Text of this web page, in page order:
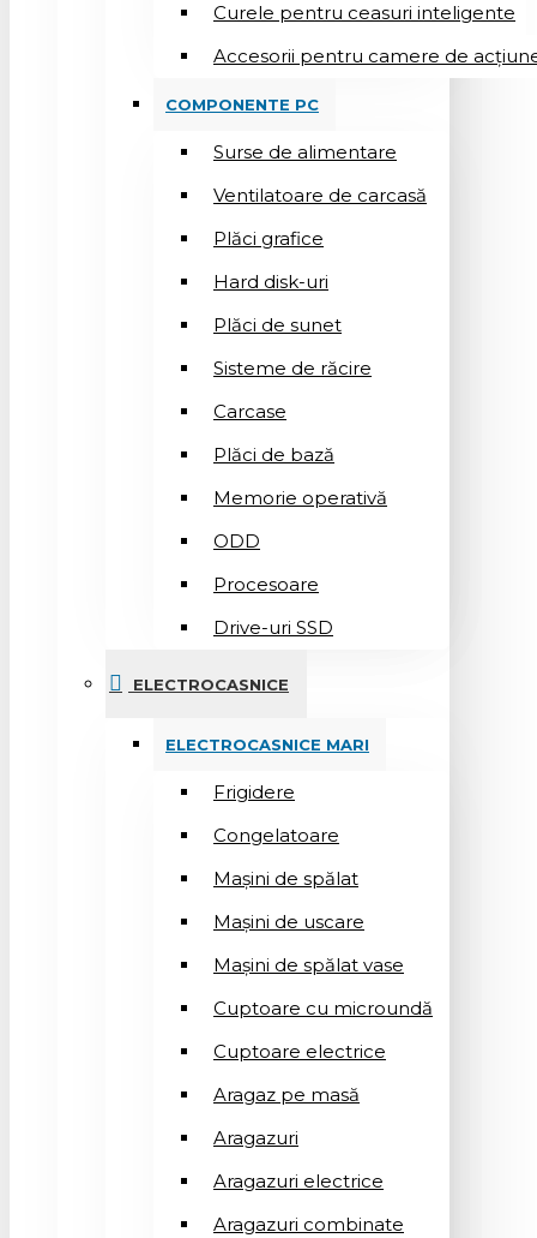
Curele pentru ceasuri inteligente
Accesorii pentru camere de
COMPONENTE PC
Surse de alimentare
Ventilatoare de carcasă
Plăci grafice
Hard disk-uri
Plăci de sunet
Sisteme de răcire
Carcase
Plăci de bază
Memorie operativă
ODD
Procesoare
Drive-uri SSD
ELECTROCASNICE
ELECTROCASNICE MARI
Frigidere
Congelatoare
Mașini de spălat
Mașini de uscare
Mașini de spălat vase
Cuptoare cu microundă
Cuptoare electrice
Aragaz pe masă
Aragazuri
Aragazuri electrice
Aragazuri combinate